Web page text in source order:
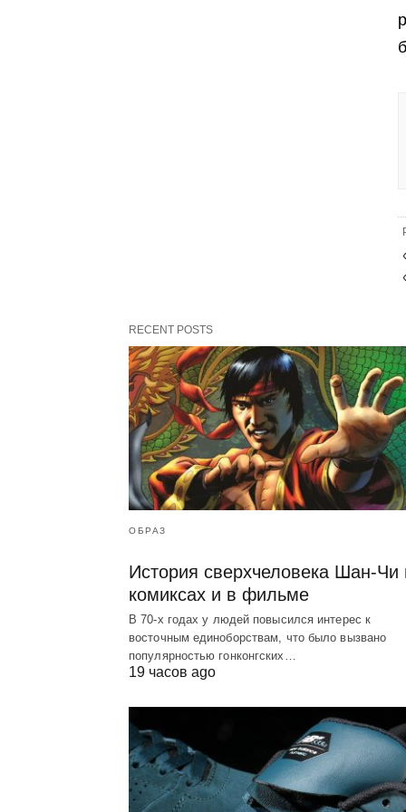
RECENT POSTS
ОБРАЗ
История сверхчеловека Шан-Чи
комиксах и в фильме
В 70-х годах у людей повысился интерес к
восточным единоборствам, что было вызвано
популярностью гонконгских…
19 часов ago